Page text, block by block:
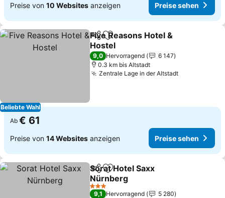
Preise von 10 Websites anzeigen Preise sehen
Beliebte Wahl
TeilenZu Favoriten hinzufügen
Five Reasons Hotel &
Hostel
Preise sehen
9,0 Hervorragend
6 147
0.3 km bis Altstadt
Zentrale Lage in der AltstadtPreise
Ab € 61
Preise von 14 Websites anzeigen Preise sehen
TeilenZu Favoriten hinzufügen
Sorat Hotel Saxx
Nürnberg
Preise sehen
3 Sterne
9,1 Hervorragend
5 280